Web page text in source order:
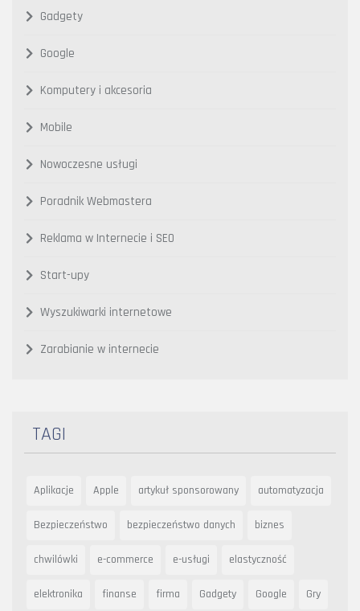
Gadgety
Google
Komputery i akcesoria
Mobile
Nowoczesne usługi
Poradnik Webmastera
Reklama w Internecie i SEO
Start-upy
Wyszukiwarki internetowe
Zarabianie w internecie
TAGI
Aplikacje Apple artykuł sponsorowany automatyzacja
Bezpieczeństwo bezpieczeństwo danych biznes
chwilówki e-commerce e-usługi elastyczność
elektronika finanse firma Gadgety Google Gry